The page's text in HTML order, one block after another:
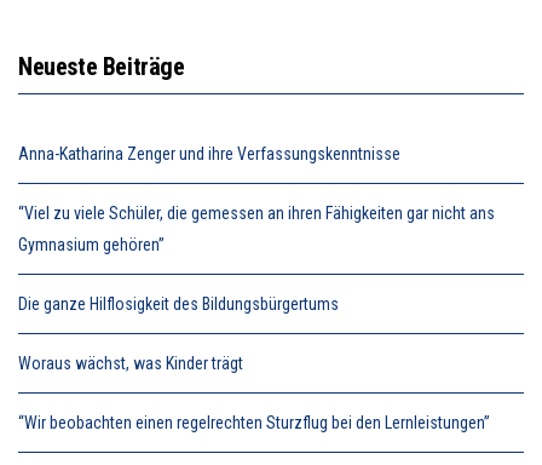
Neueste Beiträge
Anna-Katharina Zenger und ihre Verfassungskenntnisse
“Viel zu viele Schüler, die gemessen an ihren Fähigkeiten gar nicht ans
Gymnasium gehören”
Die ganze Hilflosigkeit des Bildungsbürgertums
Woraus wächst, was Kinder trägt
“Wir beobachten einen regelrechten Sturzflug bei den Lernleistungen”